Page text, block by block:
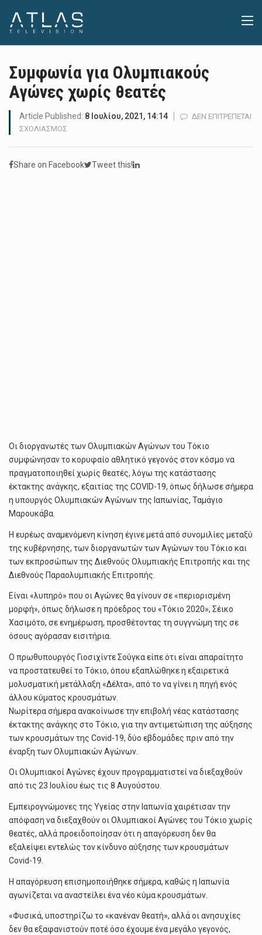
Συμφωνία για Ολυμπιακούς
Αγώνες χωρίς θεατές
Article Published: 8 Ιουλίου, 2021, 14:14
ΔΕΝ ΕΠΙΤΡΈΠΕΤΑΙ
ΣΧΟΛΙΑΣΜΌΣ
ΟΛΥΜΠΙΑΚΟΎΣ
Share on Facebook Tweet this!
Οι διοργανωτές των Ολυμπιακών Αγώνων του Τόκιο
συμφώνησαν το κορυφαίο αθλητικό γεγονός στον κόσμο να
πραγματοποιηθεί χωρίς θεατές, λόγω της κατάστασης
έκτακτης ανάγκης, εξαιτίας της COVID-19, όπως δήλωσε σήμερα
η υπουργός Ολυμπιακών Αγώνων της Ιαπωνίας, Ταμάγιο
Μαρουκάβα.
Η ευρέως αναμενόμενη κίνηση έγινε μετά από συνομιλίες μεταξύ
της κυβέρνησης, των διοργανωτών των Αγώνων του Τόκιο και
των εκπροσώπων της Διεθνούς Ολυμπιακής Επιτροπής και της
Διεθνούς Παραολυμπιακής Επιτροπής.
Είναι «λυπηρό» που οι Αγώνες θα γίνουν σε «περιορισμένη
μορφή», όπως δήλωσε η πρόεδρος του «Τόκιο 2020», Σέικο
Χασιμότο, σε ενημέρωση, προσθέτοντας τη συγγνώμη της σε
όσους αγόρασαν εισιτήρια.
Ο πρωθυπουργός Γιοσιχίντε Σούγκα είπε ότι είναι απαραίτητο
να προστατευθεί το Τόκιο, όπου εξαπλώθηκε η εξαιρετικά
μολυσματική μετάλλαξη «Δέλτα», από το να γίνει η πηγή ενός
άλλου κύματος κρουσμάτων.
Νωρίτερα σήμερα ανακοίνωσε την επιβολή νέας κατάστασης
έκτακτης ανάγκης στο Τόκιο, για την αντιμετώπιση της αύξησης
των κρουσμάτων της Covid-19, δύο εβδομάδες πριν από την
έναρξη των Ολυμπιακών Αγώνων.
Οι Ολυμπιακοί Αγώνες έχουν προγραμματιστεί να διεξαχθούν
από τις 23 Ιουλίου έως τις 8 Αυγούστου.
Εμπειρογνώμονες της Υγείας στην Ιαπωνία χαιρέτισαν την
απόφαση να διεξαχθούν οι Ολυμπιακοί Αγώνες του Τόκιο χωρίς
θεατές, αλλά προειδοποίησαν ότι η απαγόρευση δεν θα
εξαλείψει εντελώς τον κίνδυνο αύξησης των κρουσμάτων
Covid-19.
Η απαγόρευση επισημοποιήθηκε σήμερα, καθώς η Ιαπωνία
αγωνίζεται να αναστείλει ένα νέο κύμα κρουσμάτων.
«Φυσικά, υποστηρίζω το «κανέναν θεατή», αλλά οι ανησυχίες
δεν θα εξαφανιστούν ποτέ όσο έχουμε ένα μεγάλο γεγονός,